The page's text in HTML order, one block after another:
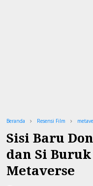
Beranda Resensi Film
Sisi Baru
dan Si
Metaverse